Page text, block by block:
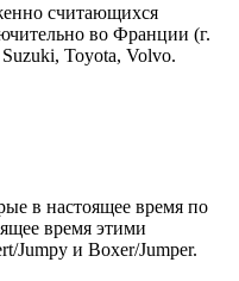
считающихся
во Франции (г.
Toyota, Volvo.
в настоящее время по
время этими
Jumpy и Boxer/Jumper.